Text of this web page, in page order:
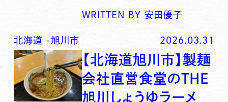
WRITTEN BY 安田優子
北海道 -旭川市 2026.03.31
【北海道旭川市】製麺
会社直営食堂のTHE
旭川しょうゆラーメ